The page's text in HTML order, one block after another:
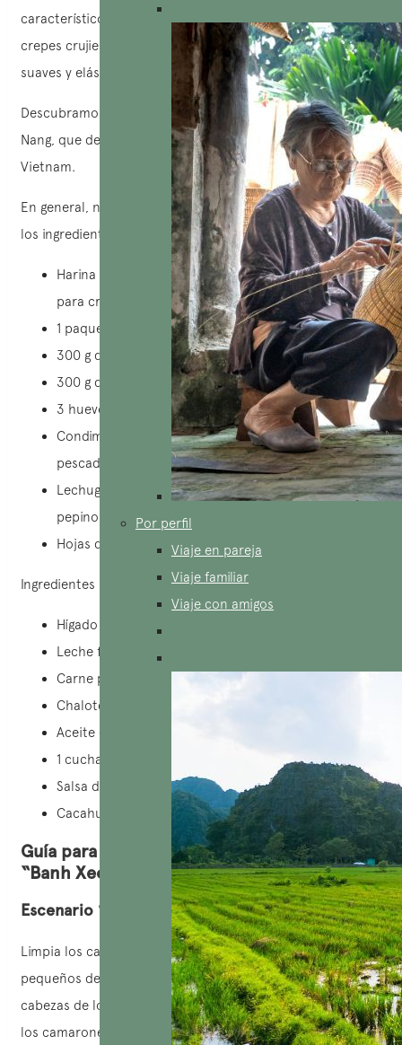
Por perfil
Viaje en pareja
Viaje familiar
Viaje con amigos
característicos de cada lugar. Algunos lugares tienen
crepes crujientes, mientras que otros ofrecen crepes
suaves y elásticas.
Descubramos cómo preparar un Bánh Xèo al estilo de Da
Nang, que deleita a muchos comensales, con Aucoeur
Vietnam.
En general, no es necesario prepararse mucho. Estos son
los ingredientes que utilizarás:
Harina de arroz o 1 paquete de mezcla de harina
para crepes.
1 paquete de harina crujiente para freír.
300 g de carne de res o panceta de cerdo.
300 g de camarones frescos.
3 huevos.
Condimentos básicos, aceite de cocina, salsa de
pescado.
Lechuga, cebollinos, brotes de frijol, repollo, hierbas,
pepino cortado en rodajas, mango verde, etc.
Hojas de papel de arroz
Ingredientes para la salsa:
Hígado de cerdo.
Leche fresca.
Carne picada.
Chalotes picados y ajo picado.
Aceite de cacahuete.
1 cucharadita de maicena.
Salsa de soja.
Cacahuetes tostados y semillas de sésamo.
Guía para preparar tortitas vietnamitas
“Banh Xeo”
Escenario 1 : Preparación de ingredientes
Limpia los camarones y la carne. Corta la carne en trozos
pequeños del tamaño de un bocado. Pela y quita las
cabezas de los camarones. Escurre el exceso de agua de
los camarones y hiérvelos brevemente.